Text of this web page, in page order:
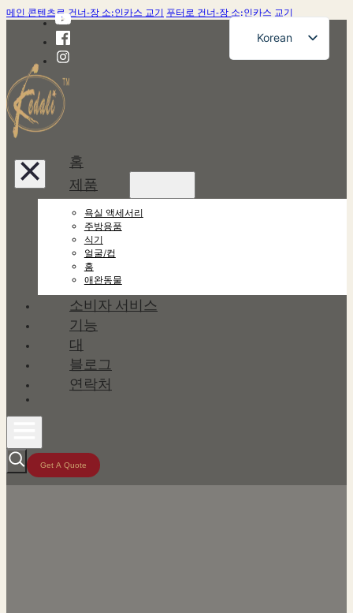
메인 콘텐츠로 건너-장 소:인카스 교기 푸터로 건너-장 소:인카스 교기
Korean
English
홈
제품
욕실 액세서리
주방용품
식기
얼굴/컵
홈
애완동물
소비자 서비스
기능
대
블로그
연락처
Get A Quote